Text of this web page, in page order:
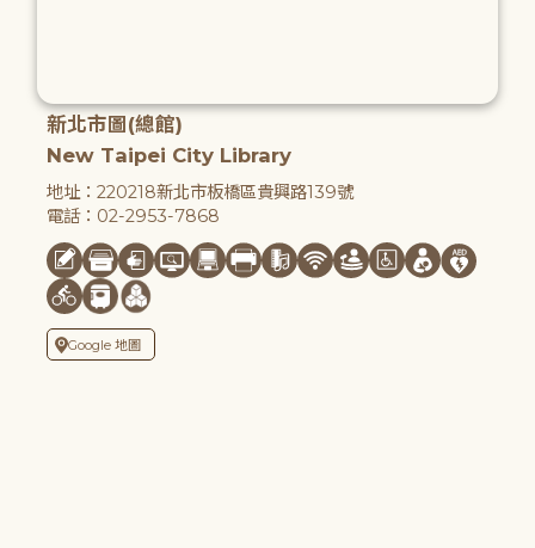
新北市圖(總館)
New Taipei City Library
地址：220218新北市板橋區貴興路139號
電話：02-2953-7868
Google 地圖